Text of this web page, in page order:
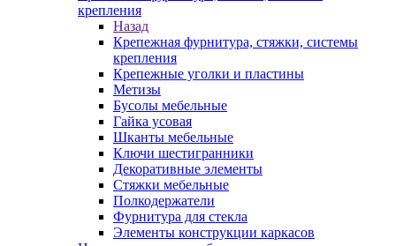
крепления
Назад
Крепежная фурнитура, стяжки, системы
крепления
Крепежные уголки и пластины
Метизы
Бусолы мебельные
Гайка усовая
Шканты мебельные
Ключи шестигранники
Декоративные элементы
Стяжки мебельные
Полкодержатели
Фурнитура для стекла
Элементы конструкции каркасов